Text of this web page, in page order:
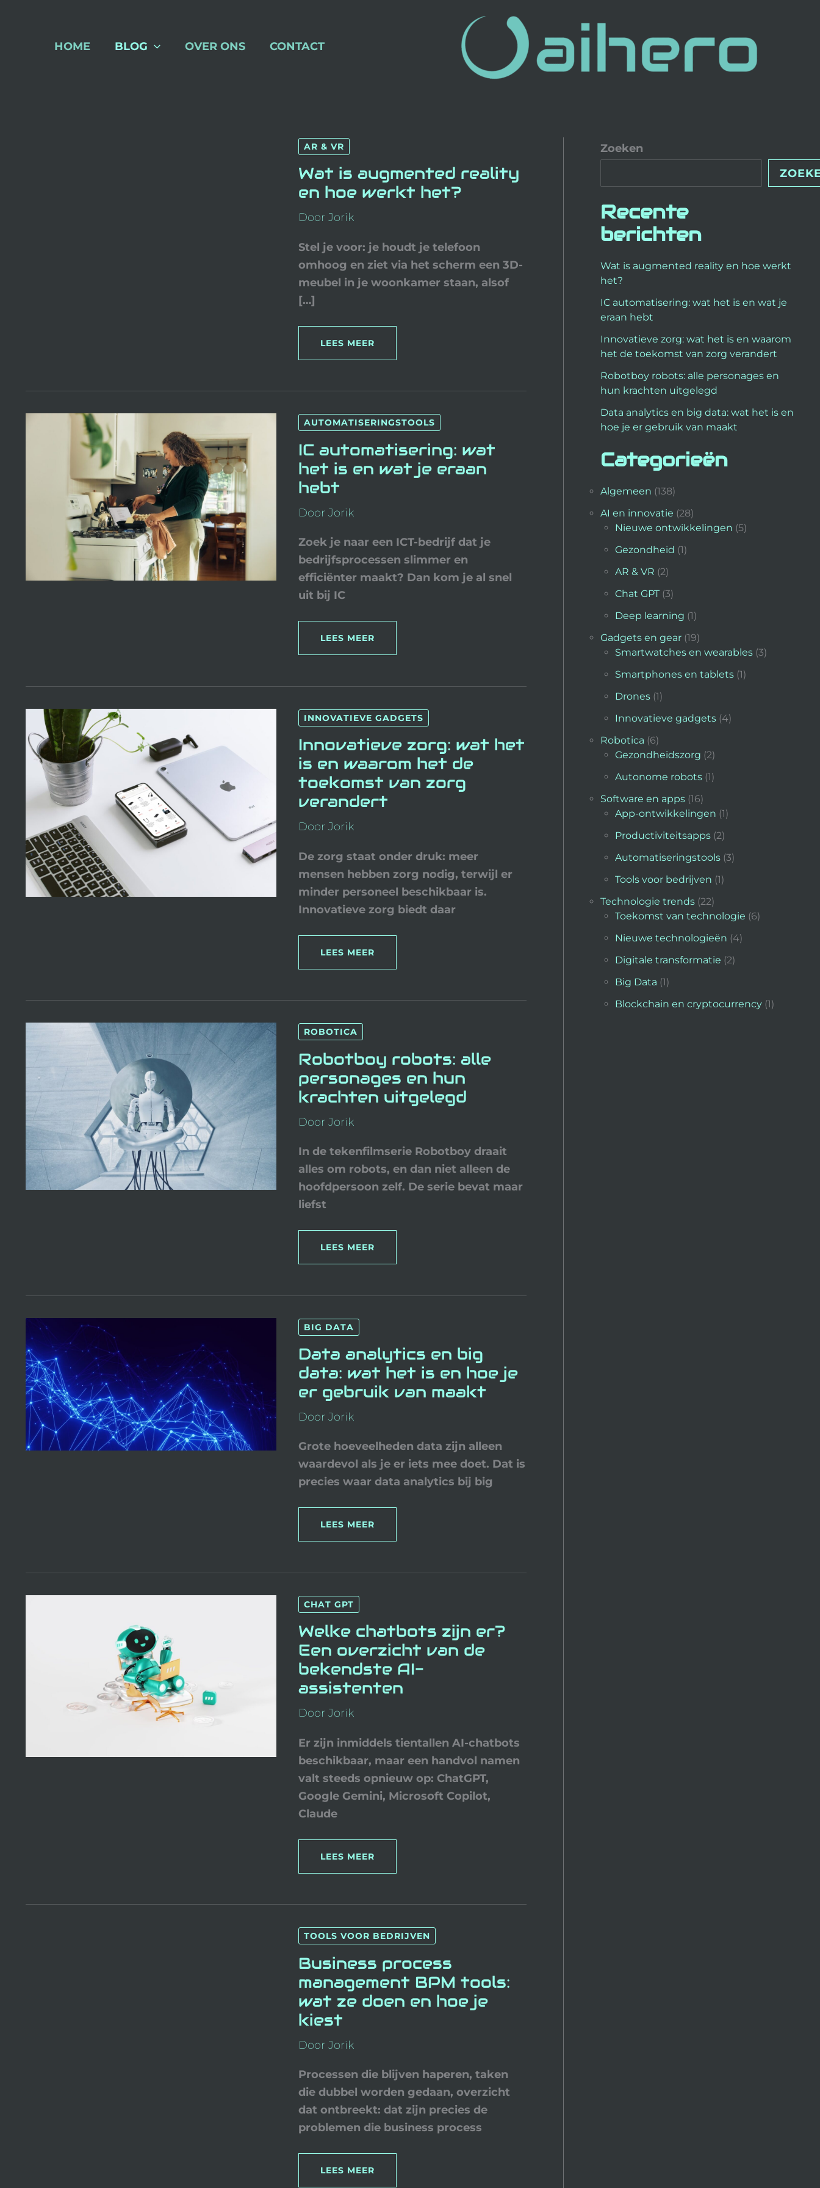
HOME BLOG OVER ONS CONTACT
AR & VR
Wat is augmented reality
en hoe werkt het?
Door Jorik
Stel je voor: je houdt je telefoon
omhoog en ziet via het scherm een 3D-
meubel in je woonkamer staan, alsof
[…]
WAT
IS
AUGMENTED
REALITY
EN
HOE
WERKT
HET?
LEES MEER
AUTOMATISERINGSTOOLS
IC automatisering: wat
het is en wat je eraan
hebt
Door Jorik
Zoek je naar een ICT-bedrijf dat je
bedrijfsprocessen slimmer en
efficiënter maakt? Dan kom je al snel
uit bij IC
IC
AUTOMATISERING:
WAT
IS
WAT
JE
ERAAN
HEBT
LEES MEER
INNOVATIEVE GADGETS
Innovatieve zorg: wat het
is en waarom het de
toekomst van zorg
verandert
Door Jorik
De zorg staat onder druk: meer
mensen hebben zorg nodig, terwijl er
minder personeel beschikbaar is.
Innovatieve zorg biedt daar
INNOVATIEVE
ZORG:
WAT
IS
WAAROM
HET
DE
TOEKOMST
VAN
ZORG
LEES MEER
ROBOTICA
Robotboy robots: alle
personages en hun
krachten uitgelegd
Door Jorik
In de tekenfilmserie Robotboy draait
alles om robots, en dan niet alleen de
hoofdpersoon zelf. De serie bevat maar
liefst
ROBOTBOY
ROBOTS:
ALLE
PERSONAGES
EN
KRACHTEN
UITGELEGD
LEES MEER
BIG DATA
Data analytics en big
data: wat het is en hoe je
er gebruik van maakt
Door Jorik
Grote hoeveelheden data zijn alleen
waardevol als je er iets mee doet. Dat is
precies waar data analytics bij big
DATA
ANALYTICS
EN
BIG
DATA:
HET
IS
EN
HOE
ER
GEBRUIK
MAAKT
LEES MEER
CHAT GPT
Welke chatbots zijn er?
Een overzicht van de
bekendste AI-
assistenten
Door Jorik
Er zijn inmiddels tientallen AI-chatbots
beschikbaar, maar een handvol namen
valt steeds opnieuw op: ChatGPT,
Google Gemini, Microsoft Copilot,
Claude
WELKE
CHATBOTS
ZIJN
ER?
EEN
VAN
DE
BEKENDSTE
AI-
ASSISTENTEN
LEES MEER
TOOLS VOOR BEDRIJVEN
Business process
management BPM tools:
wat ze doen en hoe je
kiest
Door Jorik
Processen die blijven haperen, taken
die dubbel worden gedaan, overzicht
dat ontbreekt: dat zijn precies de
problemen die business process
BUSINESS
PROCESS
MANAGEMENT
BPM
TOOLS:
ZE
DOEN
EN
HOE
JE
KIEST
LEES MEER
Zoeken
Recente
berichten
Wat is augmented reality en hoe werkt
het?
IC automatisering: wat het is en wat je
eraan hebt
Innovatieve zorg: wat het is en waarom
het de toekomst van zorg verandert
Robotboy robots: alle personages en
hun krachten uitgelegd
Data analytics en big data: wat het is en
hoe je er gebruik van maakt
Categorieën
Algemeen (138)
AI en innovatie (28)
Nieuwe ontwikkelingen (5)
Gezondheid (1)
AR & VR (2)
Chat GPT (3)
Deep learning (1)
Gadgets en gear (19)
Smartwatches en wearables (3)
Smartphones en tablets (1)
Drones (1)
Innovatieve gadgets (4)
Robotica (6)
Gezondheidszorg (2)
Autonome robots (1)
Software en apps (16)
App-ontwikkelingen (1)
Productiviteitsapps (2)
Automatiseringstools (3)
Tools voor bedrijven (1)
Technologie trends (22)
Toekomst van technologie (6)
Nieuwe technologieën (4)
Digitale transformatie (2)
Big Data (1)
Blockchain en cryptocurrency (1)